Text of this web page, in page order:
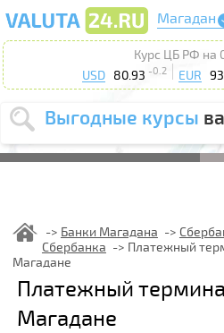
Магадан
Курс ЦБ РФ на
USD 80.93 -0.2 EUR
Выгодные курсы
Выберите
USD
курс от
Выберите
действие
Банки Магадана
Сбербанка
Платежный
Магадане
Платежный
Магадане